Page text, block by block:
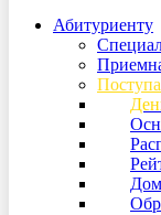
Абитуриенту